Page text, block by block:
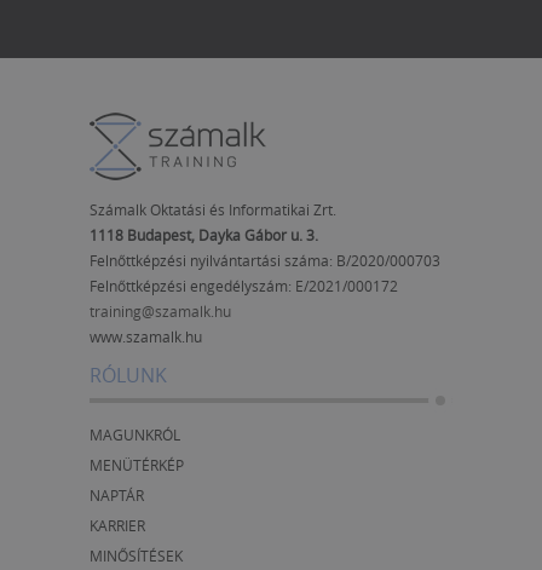
Számalk Oktatási és Informatikai Zrt.
1118 Budapest, Dayka Gábor u. 3.
Felnőttképzési nyilvántartási száma: B/2020/000703
Felnőttképzési engedélyszám: E/2021/000172
training@szamalk.hu
www.szamalk.hu
RÓLUNK
MAGUNKRÓL
MENÜTÉRKÉP
NAPTÁR
KARRIER
MINŐSÍTÉSEK